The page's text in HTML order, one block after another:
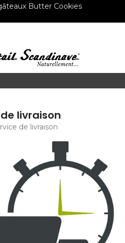
Butter Cookies
livraison
de livraison